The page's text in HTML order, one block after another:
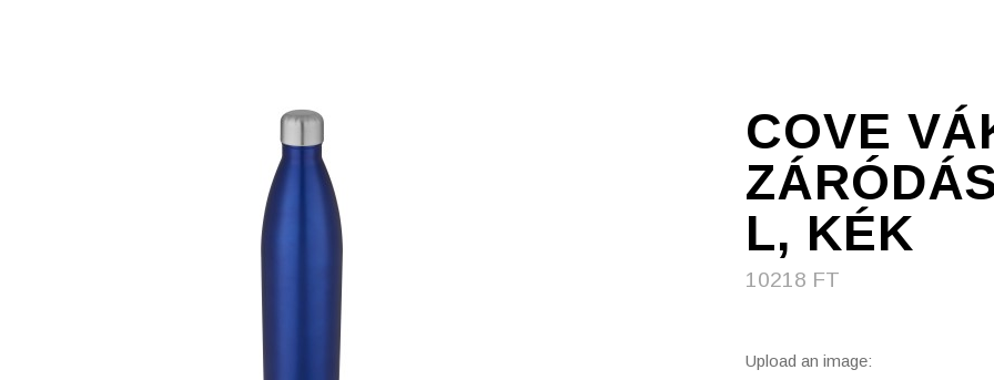
Szépség, egészség
Szerelés, autó
Tárca, kulcstartó
Táska
COVE
L, KÉK
10218 FT
Upload an image: